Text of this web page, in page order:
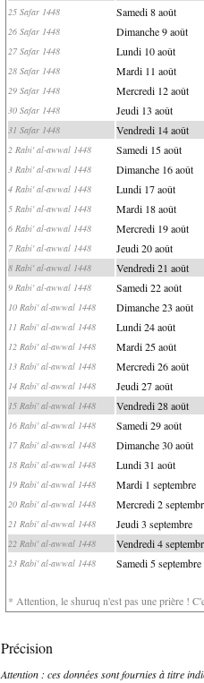
25 Safar 1448 Samedi 8 août
26 Safar 1448 Dimanche 9 août
27 Safar 1448 Lundi 10 août
28 Safar 1448 Mardi 11 août
29 Safar 1448 Mercredi 12 août
30 Safar 1448 Jeudi 13 août
31 Safar 1448 Vendredi 14 août
2 Rabi' al-awwal 1448 Samedi 15 août
3 Rabi' al-awwal 1448 Dimanche 16 août
4 Rabi' al-awwal 1448 Lundi 17 août
5 Rabi' al-awwal 1448 Mardi 18 août
6 Rabi' al-awwal 1448 Mercredi 19 août
7 Rabi' al-awwal 1448 Jeudi 20 août
8 Rabi' al-awwal 1448 Vendredi 21 août
9 Rabi' al-awwal 1448 Samedi 22 août
10 Rabi' al-awwal 1448 Dimanche 23 août
11 Rabi' al-awwal 1448 Lundi 24 août
12 Rabi' al-awwal 1448 Mardi 25 août
13 Rabi' al-awwal 1448 Mercredi 26 août
14 Rabi' al-awwal 1448 Jeudi 27 août
15 Rabi' al-awwal 1448 Vendredi 28 août
16 Rabi' al-awwal 1448 Samedi 29 août
17 Rabi' al-awwal 1448 Dimanche 30 août
18 Rabi' al-awwal 1448 Lundi 31 août
19 Rabi' al-awwal 1448 Mardi 1 septembre
20 Rabi' al-awwal 1448 Mercredi 2
21 Rabi' al-awwal 1448 Jeudi 3 septembre
22 Rabi' al-awwal 1448 Vendredi 4
23 Rabi' al-awwal 1448 Samedi 5 septembre
* Attention, le shuruq n'est pas une prière !
Précision
Attention : ces données sont fournies à titre